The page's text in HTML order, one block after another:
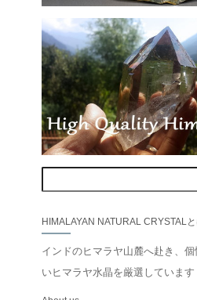
HIMALAYAN NATURAL CRYSTAL
インドのヒマラヤ山麓へ赴き、個
いヒマラヤ水晶を厳選しています